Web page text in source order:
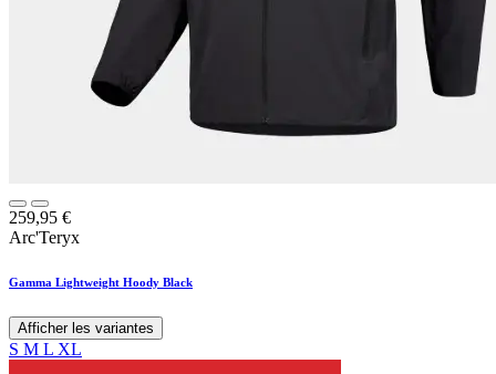
259,95 €
Arc'Teryx
Gamma Lightweight Hoody Black
Afficher les variantes
S M L XL